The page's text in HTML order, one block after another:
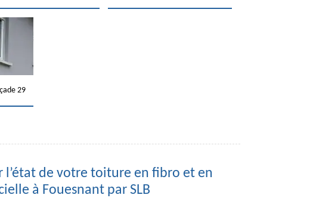
29
l’état de votre toiture en fibro et en
à Fouesnant par SLB